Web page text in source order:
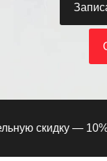
скидку — 10% ·